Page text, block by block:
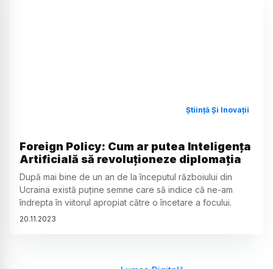
Știință Și Inovații
Foreign Policy: Cum ar putea Inteligența
Artificială să revoluționeze diplomația
După mai bine de un an de la începutul războiului din
Ucraina există puține semne care să indice că ne-am
îndrepta în viitorul apropiat către o încetare a focului.
20.11.2023